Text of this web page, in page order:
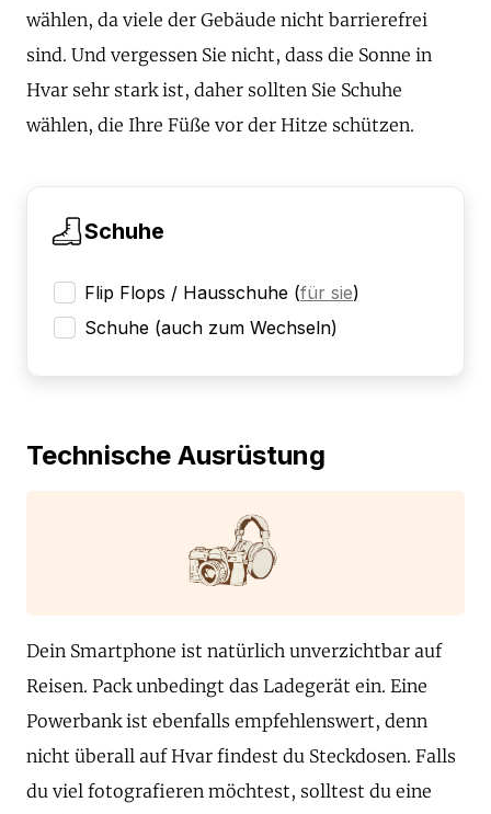
wählen, da viele der Gebäude nicht barrierefrei
sind. Und vergessen Sie nicht, dass die Sonne in
Hvar sehr stark ist, daher sollten Sie Schuhe
wählen, die Ihre Füße vor der Hitze schützen.
Schuhe
Flip Flops / Hausschuhe (für sie)
Schuhe (auch zum Wechseln)
Technische Ausrüstung
Dein Smartphone ist natürlich unverzichtbar auf
Reisen. Pack unbedingt das Ladegerät ein. Eine
Powerbank ist ebenfalls empfehlenswert, denn
nicht überall auf Hvar findest du Steckdosen. Falls
du viel fotografieren möchtest, solltest du eine